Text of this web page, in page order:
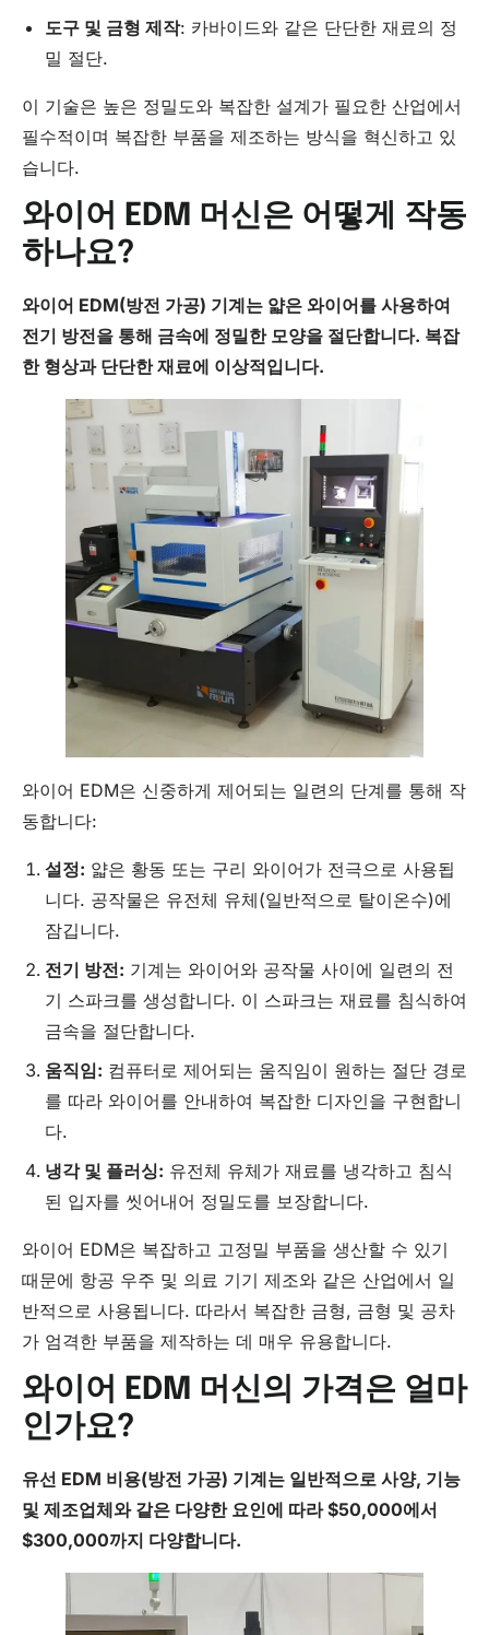
도구 및 금형 제작: 카바이드와 같은 단단한 재료의 정
밀 절단.
이 기술은 높은 정밀도와 복잡한 설계가 필요한 산업에서
필수적이며 복잡한 부품을 제조하는 방식을 혁신하고 있
습니다.
와이어 EDM 머신은 어떻게 작동
하나요?
와이어 EDM(방전 가공) 기계는 얇은 와이어를 사용하여
전기 방전을 통해 금속에 정밀한 모양을 절단합니다. 복잡
한 형상과 단단한 재료에 이상적입니다.
와이어 EDM은 신중하게 제어되는 일련의 단계를 통해 작
동합니다:
설정: 얇은 황동 또는 구리 와이어가 전극으로 사용됩
니다. 공작물은 유전체 유체(일반적으로 탈이온수)에
잠깁니다.
전기 방전: 기계는 와이어와 공작물 사이에 일련의 전
기 스파크를 생성합니다. 이 스파크는 재료를 침식하여
금속을 절단합니다.
움직임: 컴퓨터로 제어되는 움직임이 원하는 절단 경로
를 따라 와이어를 안내하여 복잡한 디자인을 구현합니
다.
냉각 및 플러싱: 유전체 유체가 재료를 냉각하고 침식
된 입자를 씻어내어 정밀도를 보장합니다.
와이어 EDM은 복잡하고 고정밀 부품을 생산할 수 있기
때문에 항공 우주 및 의료 기기 제조와 같은 산업에서 일
반적으로 사용됩니다. 따라서 복잡한 금형, 금형 및 공차
가 엄격한 부품을 제작하는 데 매우 유용합니다.
와이어 EDM 머신의 가격은 얼마
인가요?
유선 EDM 비용(방전 가공) 기계는 일반적으로 사양, 기능
및 제조업체와 같은 다양한 요인에 따라 $50,000에서
$300,000까지 다양합니다.